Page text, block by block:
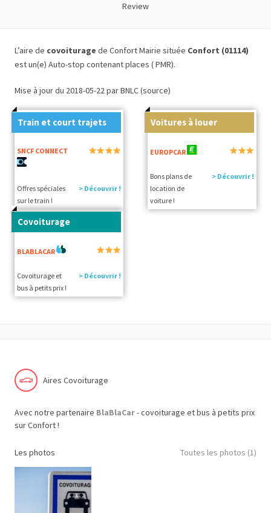
Review
L’aire de covoiturage de Confort Mairie située Confort (01114)
est un(e) Auto-stop contenant places ( PMR).
Mise à jour du 2018-05-22 par BNLC (source)
Train et court trajets
SNCF CONNECT
Offres spéciales
sur le train !
> Découvrir !
Voitures à louer
EUROPCAR
Bons plans de
location de
voiture !
> Découvrir !
Covoiturage
BLABLACAR
Covoiturage et
bus à petits prix !
> Découvrir !
Aires Covoiturage
Avec notre partenaire BlaBlaCar- covoiturage et bus à petits prix
sur Confort !
Les photos Toutes les photos (1)